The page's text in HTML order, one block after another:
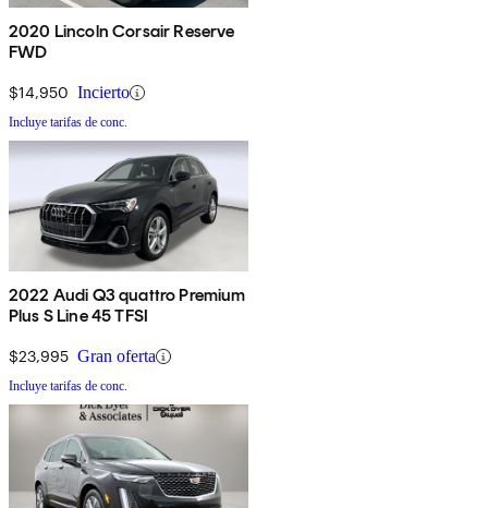
2020 Lincoln Corsair Reserve
FWD
$14,950 Incierto
Incluye tarifas de conc.
2022 Audi Q3 quattro Premium
Plus S Line 45 TFSI
$23,995 Gran oferta
Incluye tarifas de conc.